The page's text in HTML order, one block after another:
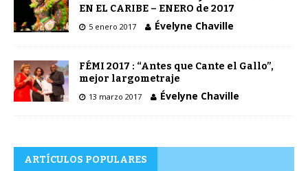
EN EL CARIBE – ENERO de 2017
5 enero 2017 Évelyne Chaville
FÉMI 2017 : “Antes que Cante el Gallo”,
mejor largometraje
13 marzo 2017 Évelyne Chaville
ARTÍCULOS POPULARES